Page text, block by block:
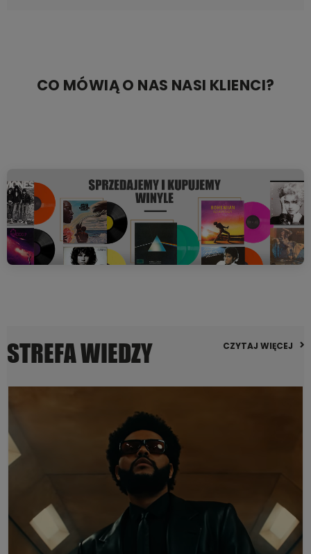
CO MÓWIĄ O NAS NASI KLIENCI?
STREFA WIEDZY CZYTAJ WIĘCEJ